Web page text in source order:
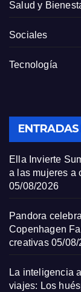
Salud y
Sociales
Tecnología
ENTRADAS
Ella Invierte
a las mujeres a
05/08/2026
Pandora
Copenhagen
creativas 05/08/
La inteligencia
viajes: Los